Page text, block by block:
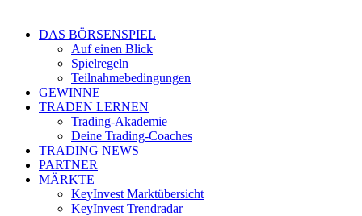
DAS BÖRSENSPIEL
Auf einen Blick
Spielregeln
Teilnahmebedingungen
GEWINNE
TRADEN LERNEN
Trading-Akademie
Deine Trading-Coaches
TRADING NEWS
PARTNER
MÄRKTE
KeyInvest Marktübersicht
KeyInvest Trendradar